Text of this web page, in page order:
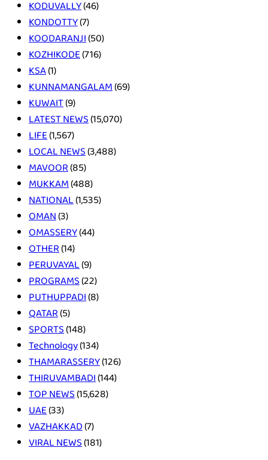
KODUVALLY(46)
KONDOTTY(7)
KOODARANJI (50)
KOZHIKODE (716)
KSA(1)
KUNNAMANGALAM (69)
KUWAIT(9)
LATEST NEWS (15,070)
LIFE (1,567)
LOCAL NEWS (3,488)
MAVOOR(85)
MUKKAM (488)
NATIONAL (1,535)
OMAN (3)
OMASSERY(44)
OTHER(14)
PERUVAYAL (9)
PROGRAMS (22)
PUTHUPPADI (8)
QATAR(5)
SPORTS (148)
Technology(134)
THAMARASSERY(126)
THIRUVAMBADI (144)
TOP NEWS (15,628)
UAE (33)
VAZHAKKAD(7)
VIRAL NEWS (181)